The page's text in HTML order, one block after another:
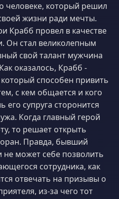
человеке, который решил
жизни ради мечты.
Крабб провел в качестве
Он стал великолепным
свой талант мужчина
оказалось, Крабб -
способен привить
с кем общается и кого
супруга сторонится
Когда главный герой
то решает открыть
Правда, бывший
может себе позволить
сотрудника, как
отвечать на призывы о
из-за чего тот